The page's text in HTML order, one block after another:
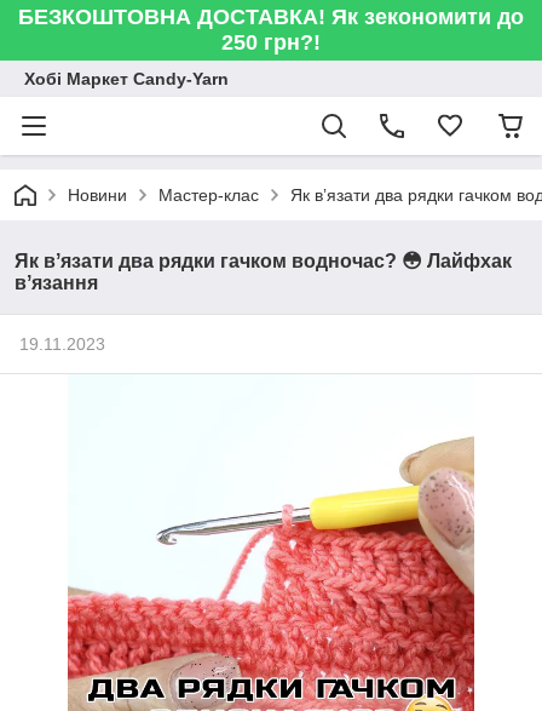
БЕЗКОШТОВНА ДОСТАВКА! Як зекономити до
250 грн?!
Хобі Маркет Candy-Yarn
Новини Мастер-клас Як вʼязати два рядки гачком
Як вʼязати два рядки гачком водночас? 😳 Лайфхак
вʼязання
19.11.2023